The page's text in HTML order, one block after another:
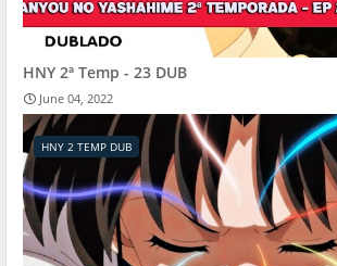
HNY 2ª Temp - 23 DUB
June 04, 2022
HNY 2 TEMP DUB